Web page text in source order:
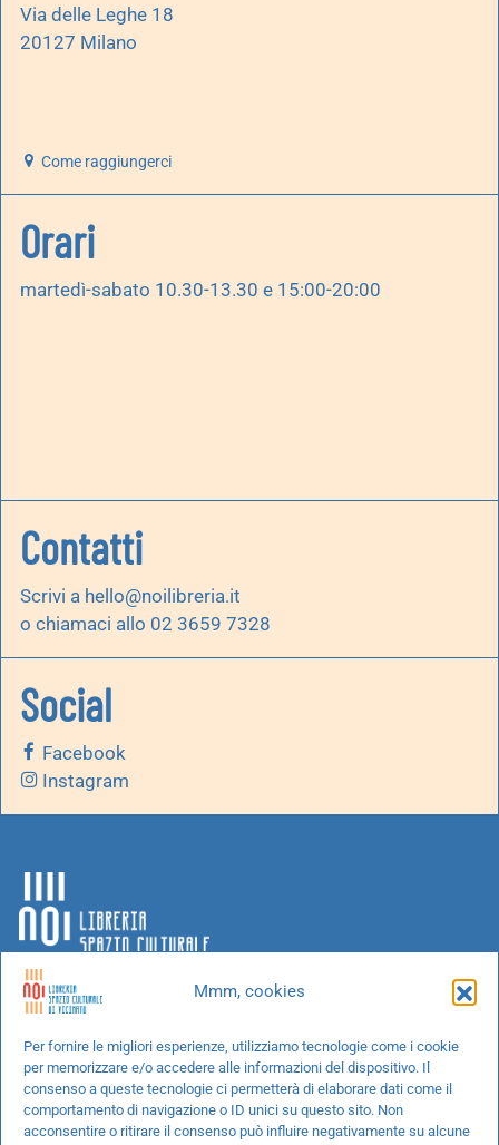
Mmm, cookies
Per fornire le migliori esperienze, utilizziamo tecnologie come i cookie
per memorizzare e/o accedere alle informazioni del dispositivo. Il
consenso a queste tecnologie ci permetterà di elaborare dati come il
comportamento di navigazione o ID unici su questo sito. Non
acconsentire o ritirare il consenso può influire negativamente su alcune
Via delle Leghe 18
20127 Milano
Come raggiungerci
Orari
martedì-sabato 10.30-13.30 e 15:00-20:00
Contatti
Scrivi a hello@noilibreria.it
o chiamaci allo 02 3659 7328
Social
Facebook
Instagram
Chi siamo
Progetti speciali
Richiedi un libro